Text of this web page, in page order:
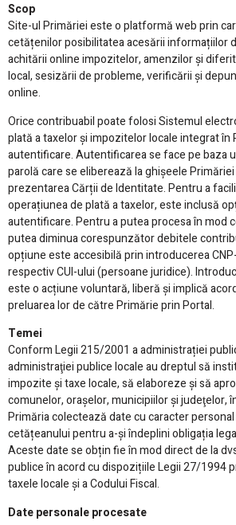
Scop
Site-ul Primăriei este o platformă web prin
cetățenilor posibilitatea acesării informațiilor
achitării online impozitelor, amenzilor și
local, sesizării de probleme, verificării și
online.
Orice contribuabil poate folosi Sistemul
plată a taxelor și impozitelor locale integrat în
autentificare. Autentificarea se face pe baza
parolă care se eliberează la ghișeele
prezentarea Cărții de Identitate. Pentru a
operațiunea de plată a taxelor, este inclusă
autentificare. Pentru a putea procesa în mod
putea diminua corespunzător debitele
opțiune este accesibilă prin introducerea
respectiv CUI-ului (persoane juridice).
este o acțiune voluntară, liberă și implică
preluarea lor de către Primărie prin Portal.
Temei
Conform Legii 215/2001 a administrației
administraţiei publice locale au dreptul să
impozite şi taxe locale, să elaboreze şi să
comunelor, oraşelor, municipiilor şi judeţelor,
Primăria colectează date cu caracter
cetățeanului pentru a-și îndeplini obligația
Aceste date se obțin fie în mod direct de la
publice în acord cu dispozițiile Legii 27/1994
taxele locale și a Codului Fiscal.
Date personale procesate